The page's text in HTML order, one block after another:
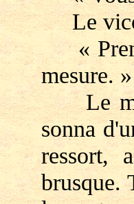
Le
«
mesure. »
Le
sonna
ressort,
brusque.